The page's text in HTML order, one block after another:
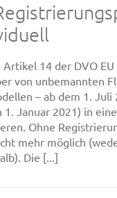
Artikel 14 der DVO
von unbemannten
– ab dem 1.
1. Januar 2021) in
Ohne
mehr möglich
Die [...]